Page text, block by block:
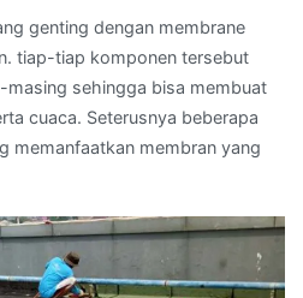
genting dengan membrane
tiap-tiap komponen tersebut
sehingga bisa membuat
cuaca. Seterusnya beberapa
memanfaatkan membran yang